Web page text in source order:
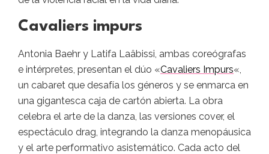
Cavaliers impurs
Antonia Baehr y Latifa Laâbissi, ambas coreógrafas
e intérpretes, presentan el dúo «Cavaliers Impurs«,
un cabaret que desafía los géneros y se enmarca en
una gigantesca caja de cartón abierta. La obra
celebra el arte de la danza, las versiones cover, el
espectáculo drag, integrando la danza menopáusica
y el arte performativo asistemático. Cada acto del